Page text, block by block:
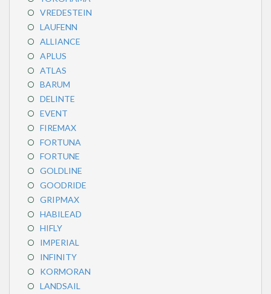
VREDESTEIN
LAUFENN
ALLIANCE
APLUS
ATLAS
BARUM
DELINTE
EVENT
FIREMAX
FORTUNA
FORTUNE
GOLDLINE
GOODRIDE
GRIPMAX
HABILEAD
HIFLY
IMPERIAL
INFINITY
KORMORAN
LANDSAIL